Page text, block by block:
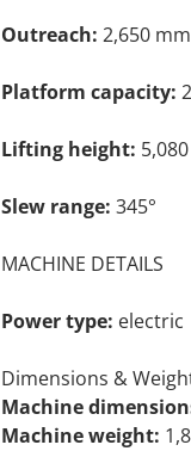
Outreach: 2,650 mm
Platform capacity:
Lifting height:
Slew range: 345°
MACHINE DETAILS
Power type: electric
Dimensions &
Machine
Machine weight: